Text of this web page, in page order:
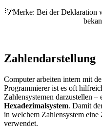
💡Merke: Bei der Deklaration
Zahlendarstellung
Computer arbeiten intern mit
Programmierer ist es oft
Zahlensystemen darzustellen –
Hexadezimalsystem. Damit
in welchem Zahlensystem eine
verwendet.